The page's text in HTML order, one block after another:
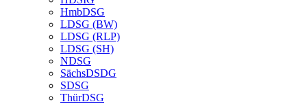
HmbDSG
LDSG (BW)
LDSG (RLP)
LDSG (SH)
NDSG
SächsDSDG
SDSG
ThürDSG